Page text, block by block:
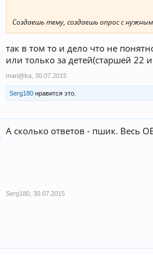
Создаешь тему, создаешь опрос с
так в том то и дело что не
или только за детей(старшей 22
mari@ka 30.07.2015
Serg180 нравится это.
А сколько ответов - пшик. Весь
Serg180 30.07.2015